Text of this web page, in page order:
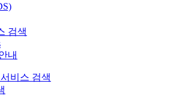
검색
내
비스 검색